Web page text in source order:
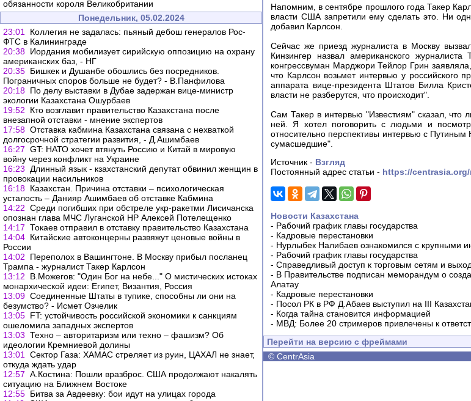
обязанности короля Великобритании
Понедельник, 05.02.2024
23:01
Коллегия не задалась: пьяный дебош генералов Рос-
ФТС в Калининграде
20:38 Иордания мобилизует сирийскую оппозицию на охрану
американских баз, - НГ
20:35 Бишкек и Душанбе обошлись без посредников.
Пограничных споров больше не будет? - В.Панфилова
20:18 По делу выставки в Дубае задержан вице-министр
экологии Казахстана Ошурбаев
19:52
Кто возглавит правительство Казахстана после
внезапной отставки - мнение экспертов
17:58 Отставка кабмина Казахстана связана с нехваткой
долгосрочной стратегии развития, - Д.Ашимбаев
16:27 GT: НАТО хочет втянуть Россию и Китай в мировую
войну через конфликт на Украине
16:23
Длинный язык - кзахстанский депутат обвинил женщин в
провокации насильников
16:18 Казахстан. Причина отставки – психологическая
усталость – Данияр Ашимбаев об отставке Кабмина
14:22 Среди погибших при обстреле укр-ракетми Лисичанска
опознан глава МЧС Луганской НР Алексей Потелещенко
14:17 Токаев отправил в отставку правительство Казахстана
14:04 Китайские автоконцерны развяжут ценовые войны в
России
14:02
Переполох в Вашингтоне. В Москву прибыл посланец
Трампа - журналист Такер Карлсон
13:12
В.Можегов: "Один Бог на небе..." О мистических истоках
монархической идеи: Египет, Византия, Россия
13:09 Соединенные Штаты в тупике, способны ли они на
безумство? - Исмет Озчелик
13:05 FT: устойчивость российской экономики к санкциям
ошеломила западных экспертов
13:03 Техно – авторитаризм или техно – фашизм? Об
идеологии Кремниевой долины
13:01
Сектор Газа: ХАМАС стреляет из руин, ЦАХАЛ не знает,
откуда ждать удар
12:57 А.Костина: Пошли вразброс. США продолжают накалять
ситуацию на Ближнем Востоке
12:55 Битва за Авдеевку: бои идут на улицах города
Напомним, в сентябре прошлого года Такер
власти США запретили ему сделать это. Ни
добавил Карлсон.
Сейчас же приезд журналиста в Москву
Кинзингер назвал американского
конгрессвуман Марджори Тейлор Грин
что Карлсон возьмет интервью у российского
аппарата вице-президента Штатов Билла
власти не разберутся, что происходит".
Сам Такер в интервью "Известиям" сказал, что
ней. Я хотел поговорить с людьми и
относительно перспективы интервью с
сумасшедшие".
Источник - Взгляд
Постоянный адрес статьи - https://
Новости Казахстана
- Рабочий график главы государства
- Кадровые перестановки
- Нурлыбек Налибаев ознакомился с крупными
- Рабочий график главы государства
- Справедливый доступ к торговым сетям и
- В Правительстве подписан меморандум о
Алатау
- Кадровые перестановки
- Посол РК в РФ Д.Абаев выступил на III
- Когда тайна становится информацией
- МВД: Более 20 стримеров привлечены к
Перейти на версию с фреймами
© CentrAsia